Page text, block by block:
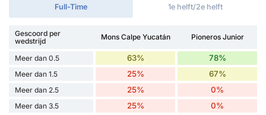
Full-Time 1e helft/2e helft
Gescoord per
wedstrijd
Mons Calpe Yucatán Pioneros Junior
Meer dan 0.5 63% 78%
Meer dan 1.5 25% 67%
Meer dan 2.5 25% 0%
Meer dan 3.5 25% 0%